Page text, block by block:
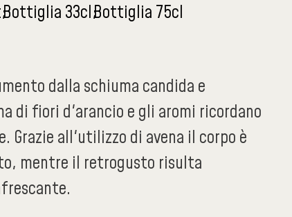
Bottiglia 33clBottiglia 75cl
dalla schiuma candida e
di fiori d'arancio e gli aromi ricordano
Grazie all'utilizzo di avena il corpo è
mentre il retrogusto risulta